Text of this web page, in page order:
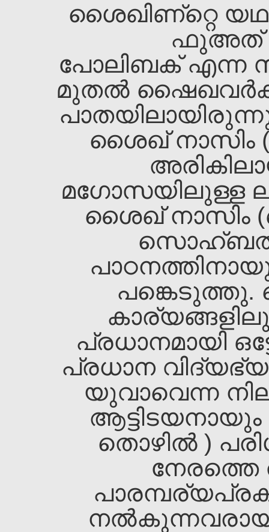
ശൈഖ‌ിണ്റ്റെ
ഫുഅത്‌
പോലിബക്‌ എന്ന
മുതല്‍
ശൈഖ‌്‌ നാസിം
മഗോസയിലുള്ള
ശൈഖ‌്‌ നാസിം
പ്രധാനമായി
പ്രധാന
യുവാവെന്ന
തൊഴില്‍ )
നേരത്തെ